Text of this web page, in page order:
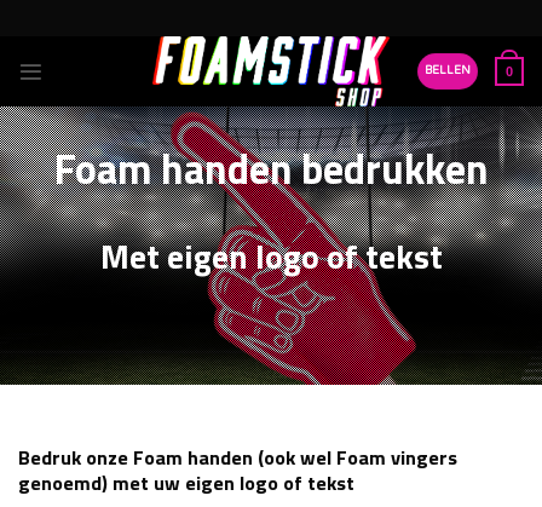
inhoud
BELLEN 0
Foam handen bedrukken
Met eigen logo of tekst
Bedruk onze Foam handen (ook wel Foam vingers
genoemd) met uw eigen logo of tekst